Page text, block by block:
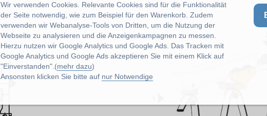
Wir verwenden Cookies. Relevante Cookies sind für die Funktionalität
der Seite notwendig, wie zum Beispiel für den Warenkorb. Zudem
verwenden wir Webanalyse-Tools von Dritten, um die Nutzung der
Webseite zu analysieren und die Anzeigenkampagnen zu messen.
Hierzu nutzen wir Google Analytics und Google Ads. Das Tracken mit
Google Analytics und Google Ads akzeptieren Sie mit einem Klick auf
"Einverstanden".(mehr dazu)
Ansonsten klicken Sie bitte auf nur Notwendige